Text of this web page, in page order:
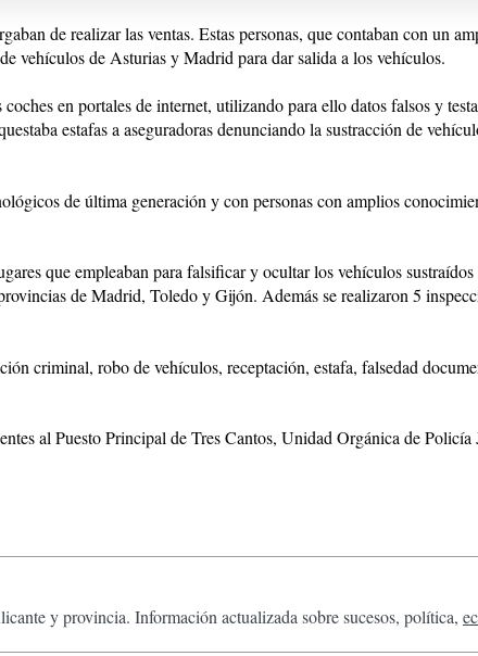
de realizar las ventas. Estas personas, que contaban con un
vehículos de Asturias y Madrid para dar salida a los vehículos.
en portales de internet, utilizando para ello datos falsos y
estafas a aseguradoras denunciando la sustracción de
de última generación y con personas con amplios
que empleaban para falsificar y ocultar los vehículos
de Madrid, Toledo y Gijón. Además se realizaron 5
criminal, robo de vehículos, receptación, estafa, falsedad
al Puesto Principal de Tres Cantos, Unidad Orgánica de
y provincia. Información actualizada sobre sucesos, política,